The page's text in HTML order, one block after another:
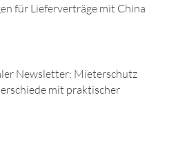
für Lieferverträge mit China
Newsletter: Mieterschutz
mit praktischer